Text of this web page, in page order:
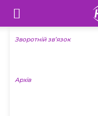
Телебачення
«Капрі»
Новини
Зворотній зв’язок
Архів